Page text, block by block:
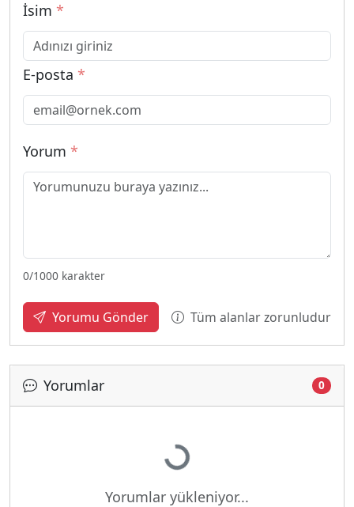
İsim *
E-posta *
Yorum *
0/1000 karakter
Yorumu Gönder Tüm alanlar zorunludur
Yorumlar 0
Yükleniyor...
Yorumlar yükleniyor...